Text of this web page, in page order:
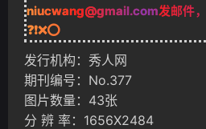
niucwang@gmail.com发邮件
❓❗❌⭕
发行机构：秀人网
期刊编号：No.377
图片数量：43张
分 辨 率：1656X2484